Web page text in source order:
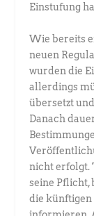
Einstufung
Wie bereits
neuen
wurden die
allerdings
übersetzt
Danach
nicht erfolgt.
seine Pflicht,
die künftigen